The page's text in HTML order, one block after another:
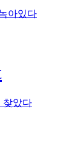
아있다
찾았다